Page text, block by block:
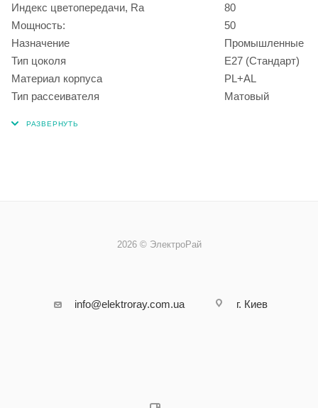
Индекс цветопередачи, Ra
80
Мощность:
50
Назначение
Промышленные
Тип цоколя
E27 (Стандарт)
Материал корпуса
PL+AL
Тип рассеивателя
Матовый
2026 © ЭлектроРай
info@elektroray.com.ua г. Киев